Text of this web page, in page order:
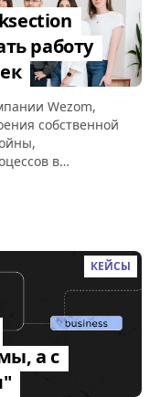
работу
Wezom,
собственной
в
КЕЙСЫ
а с